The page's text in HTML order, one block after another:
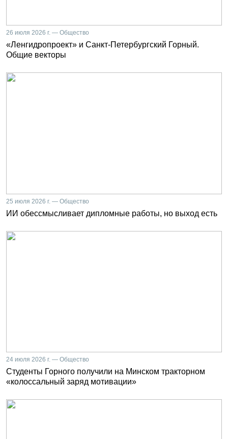
26 июля 2026 г. — Общество
«Ленгидропроект» и Санкт-Петербургский Горный.
Общие векторы
25 июля 2026 г. — Общество
ИИ обессмысливает дипломные работы, но выход есть
24 июля 2026 г. — Общество
Студенты Горного получили на Минском тракторном
«колоссальный заряд мотивации»